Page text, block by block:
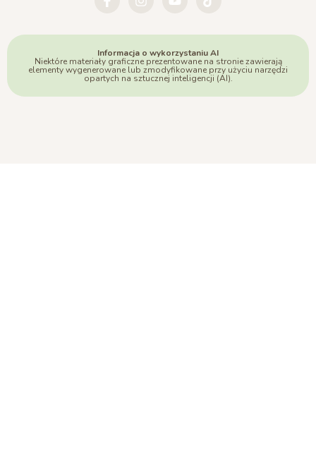
Informacja o wykorzystaniu AI
Niektóre materiały graficzne prezentowane na stronie zawierają
elementy wygenerowane lub zmodyfikowane przy użyciu narzędzi
opartych na sztucznej inteligencji (AI).